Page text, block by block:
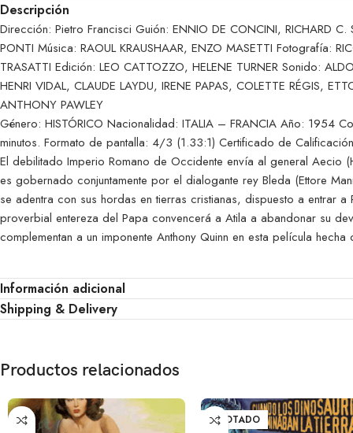
Descripción
Dirección: Pietro Francisci Guión: ENNIO DE CONCINI, RICHARD
PONTI Música: RAOUL KRAUSHAAR, ENZO MASETTI Fotografía:
TRASATTI Edición: LEO CATTOZZO, HELENE TURNER Sonido:
HENRI VIDAL, CLAUDE LAYDU, IRENE PAPAS, COLETTE RÉGIS,
ANTHONY PAWLEY
Género: HISTÓRICO Nacionalidad: ITALIA – FRANCIA Año: 1954
minutos. Formato de pantalla: 4/3 (1.33:1) Certificado de
El debilitado Imperio Romano de Occidente envía al general
es gobernado conjuntamente por el dialogante rey Bleda (Ettore
se adentra con sus hordas en tierras cristianas, dispuesto a entrar
proverbial entereza del Papa convencerá a Atila a abandonar su
complementan a un imponente Anthony Quinn en esta película
Información adicional
Shipping & Delivery
Productos relacionados
AGOTADO